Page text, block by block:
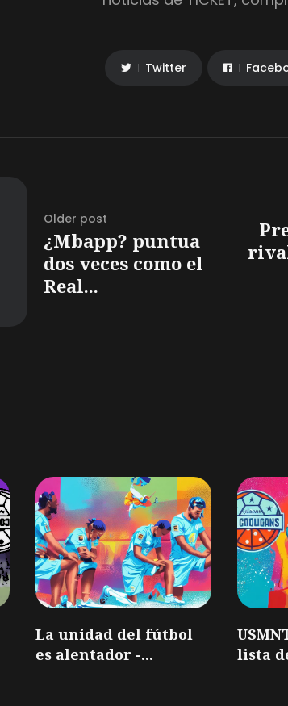
Twitter
Older post
¿Mbapp? puntua
dos veces como el
Real...
La unidad del fútbol
es alentador -...
lista